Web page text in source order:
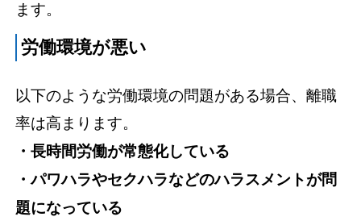
ます。
労働環境が悪い
以下のような労働環境の問題がある場合、離職
率は高まります。
・長時間労働が常態化している
・パワハラやセクハラなどのハラスメントが問
題になっている